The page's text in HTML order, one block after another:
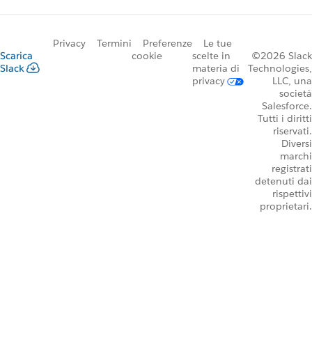
Scarica
Slack
Privacy Termini
Preferenze
cookie
Le tue
scelte in
materia di
privacy
©2026 Slack
Technologies,
LLC, una
società
Salesforce.
Tutti i diritti
riservati.
Diversi
marchi
registrati
detenuti dai
rispettivi
proprietari.